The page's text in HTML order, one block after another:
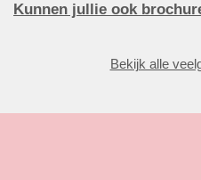
Kunnen jullie ook
Bekijk alle